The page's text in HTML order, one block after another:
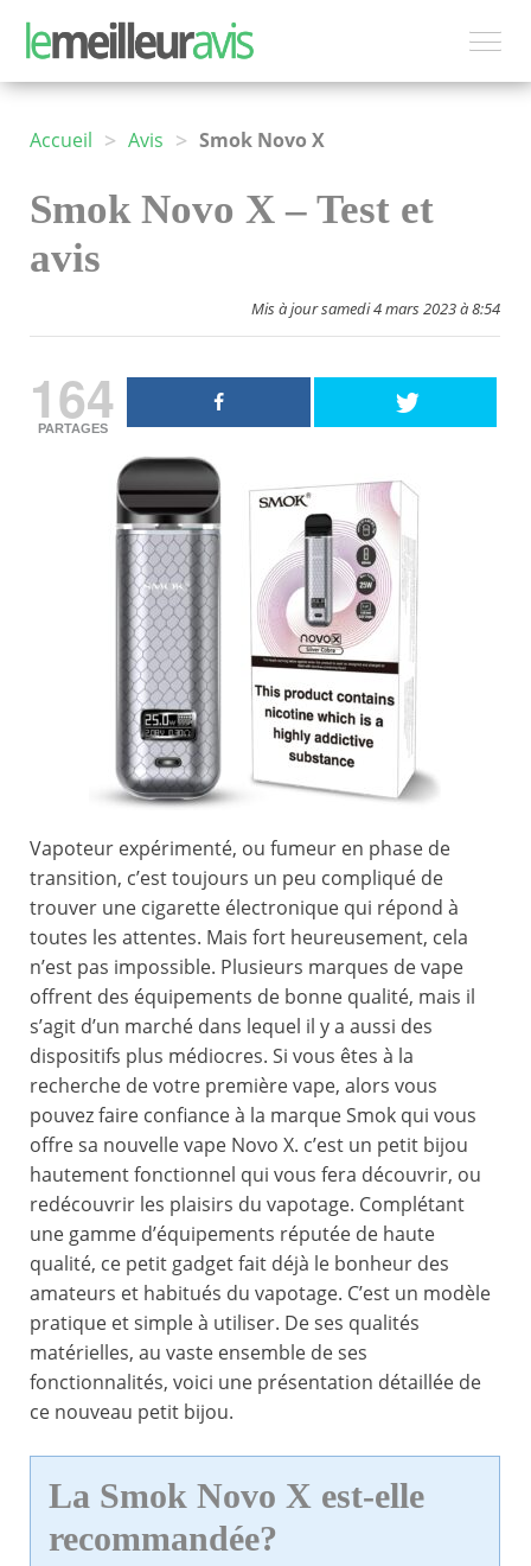
Accueil > Avis > Smok Novo X
Smok Novo X – Test et
avis
Mis à jour samedi 4 mars 2023 à 8:54
164
PARTAGES
Vapoteur expérimenté, ou fumeur en phase de
transition, c’est toujours un peu compliqué de
trouver une cigarette électronique qui répond à
toutes les attentes. Mais fort heureusement, cela
n’est pas impossible. Plusieurs marques de vape
offrent des équipements de bonne qualité, mais il
s’agit d’un marché dans lequel il y a aussi des
dispositifs plus médiocres. Si vous êtes à la
recherche de votre première vape, alors vous
pouvez faire confiance à la marque Smok qui vous
offre sa nouvelle vape Novo X. c’est un petit bijou
hautement fonctionnel qui vous fera découvrir, ou
redécouvrir les plaisirs du vapotage. Complétant
une gamme d’équipements réputée de haute
qualité, ce petit gadget fait déjà le bonheur des
amateurs et habitués du vapotage. C’est un modèle
pratique et simple à utiliser. De ses qualités
matérielles, au vaste ensemble de ses
fonctionnalités, voici une présentation détaillée de
ce nouveau petit bijou.
La Smok Novo X est-elle
recommandée?